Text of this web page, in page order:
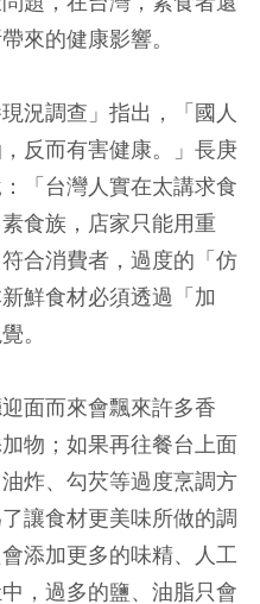
來的健康影響。
況調查」指出，「國人
反而有害健康。」長庚
「台灣人實在太講求食
食族，店家只能用重
合消費者，過度的「仿
鮮食材必須透過「加
。
面而來會飄來許多香
物；如果再往餐台上面
炸、勾芡等過度烹調方
讓食材更美味所做的調
添加更多的味精、人工
，過多的鹽、油脂只會